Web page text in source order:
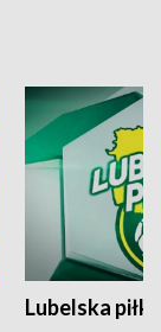
Lubelska piłka